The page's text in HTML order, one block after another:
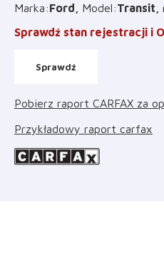
Marka:Ford Model:Transit
Sprawdź stan rejestracji i
Sprawdź
Pobierz raport CARFAX za
Przykładowy raport carfax